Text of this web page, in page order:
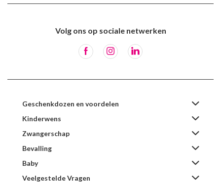
Volg ons op sociale netwerken
Geschenkdozen en voordelen
Kinderwens
Zwangerschap
Bevalling
Baby
Veelgestelde Vragen